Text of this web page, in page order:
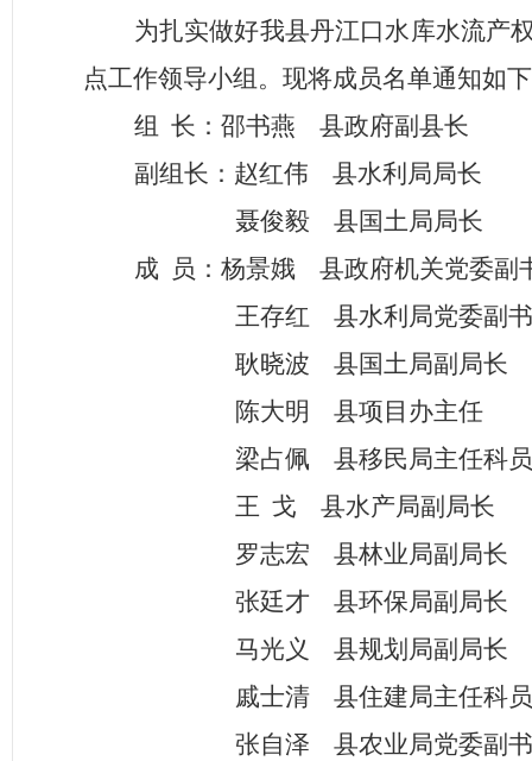
为扎实做好我县丹江口水库水流产
点工作领导小组。现将成员名单通知如
组 长： 邵书燕
县政府副县长
副组长： 赵红伟
县水利局局长
聂俊毅
县国土局局长
成
员： 杨景娥
县政府机关党委副
王存红
县水利局党委副
耿晓波
县国土局副局长
陈大明
县项目办主任
梁占佩
县移民局主任科员
王 戈
县水产局副局长
罗志宏
县林业局副局长
张廷才
县环保局副局长
马光义
县规划局副局长
戚士清
县住建局主任科员
张自泽
县农业局党委副